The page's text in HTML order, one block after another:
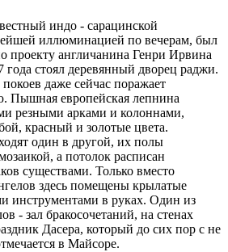
индо - сарацинской
иллюминацией по вечерам, был
проекту англичанина Генри Ирвина
года стоял деревянный дворец раджи.
даже сейчас поражает
Пышная европейская лепнина
резными арками и колоннами,
красный и золотые цвета.
один в другой, их полы
а потолок расписан
существами. Только вместо
здесь помещены крылатые
инструментами в руках. Один из
- зал бракосочетаний, на стенах
Дасера, который до сих пор с не
в Майсоре.